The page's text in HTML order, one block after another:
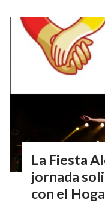
La Fiesta
jornada
con el